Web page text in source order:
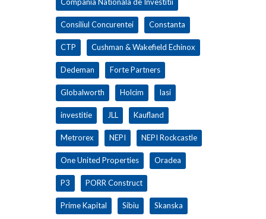
Consiliul Concurentei Constanta
CTP Cushman & Wakefield Echinox
Dedeman Forte Partners
Globalworth Holcim Iasi
investitie JLL Kaufland
Metrorex NEPI NEPI Rockcastle
One United Properties Oradea
P3 PORR Construct
Prime Kapital Sibiu Skanska